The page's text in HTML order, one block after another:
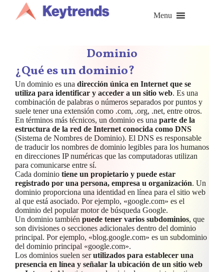
contenido
Menu
Dominio
¿Qué es un dominio?
Un dominio es una dirección única en Internet que se
utiliza para identificar y acceder a un sitio web. Es una
combinación de palabras o números separados por puntos y
suele tener una extensión como .com, .org, .net, entre otros.
En términos más técnicos, un dominio es una parte de la
estructura de la red de Internet conocida como DNS
(Sistema de Nombres de Dominio). El DNS es responsable
de traducir los nombres de dominio legibles para los humanos
en direcciones IP numéricas que las computadoras utilizan
para comunicarse entre sí.
Cada dominio tiene un propietario y puede estar
registrado por una persona, empresa u organización. Un
dominio proporciona una identidad en línea para el sitio web
al que está asociado. Por ejemplo, «google.com» es el
dominio del popular motor de búsqueda Google.
Un dominio también puede tener varios subdominios, que
son divisiones o secciones adicionales dentro del dominio
principal. Por ejemplo, «blog.google.com» es un subdominio
del dominio principal «google.com».
Los dominios suelen serutilizados para establecer una
presencia en línea y señalar la ubicación de un sitio web